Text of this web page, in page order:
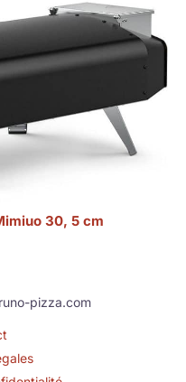
30, 5 cm
pizza.com